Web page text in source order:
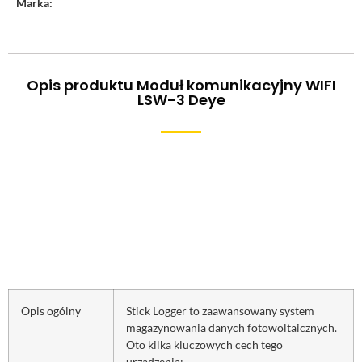
Opis produktu Moduł komunikacyjny WIFI
LSW-3 Deye
Opis ogólny
Stick Logger to zaawansowany system
magazynowania danych fotowoltaicznych.
Oto kilka kluczowych cech tego